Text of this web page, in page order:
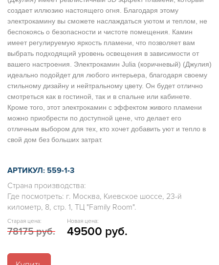
создает иллюзию настоящего огня. Благодаря этому
электрокамину вы сможете наслаждаться уютом и теплом, не
беспокоясь о безопасности и чистоте помещения. Камин
имеет регулируемую яркость пламени, что позволяет вам
выбрать подходящий уровень освещения в зависимости от
вашего настроения. Электрокамин Julia (коричневый) (Джулия)
идеально подойдет для любого интерьера, благодаря своему
стильному дизайну и нейтральному цвету. Он будет отлично
смотреться как в гостиной, так и в спальне или кабинете.
Кроме того, этот электрокамин с эффектом живого пламени
можно приобрести по доступной цене, что делает его
отличным выбором для тех, кто хочет добавить уют и тепло в
свой дом без больших затрат.
АРТИКУЛ: 559-1-3
Страна производства:
Где посмотреть: г. Москва, Киевское шоссе, 23-й
километр, 8, стр. 1, ТЦ "Family Room".
Старая цена:
78175 руб.
Новая цена:
49500 руб.